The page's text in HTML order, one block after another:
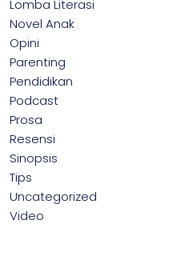
Lomba Literasi
Novel Anak
Opini
Parenting
Pendidikan
Podcast
Prosa
Resensi
Sinopsis
Tips
Uncategorized
Video